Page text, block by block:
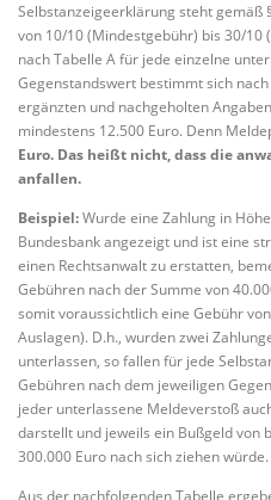
Selbstanzeigeerklärung steht gemäß
von 10/10 (Mindestgebühr) bis 30/
nach Tabelle A für jede einzelne
Gegenstandswert bestimmt sich
ergänzten und nachgeholten
mindestens 12.500 Euro. Denn
Euro. Das heißt nicht, dass die
anfallen.
Beispiel:Wurde eine Zahlung in
Bundesbank angezeigt und ist eine
einen Rechtsanwalt zu erstatten,
Gebühren nach der Summe von
somit voraussichtlich eine Gebühr
Auslagen). D.h., wurden zwei
unterlassen, so fallen für jede
Gebühren nach dem jeweiligen
jeder unterlassene Meldeverstoß
darstellt und jeweils ein Bußgeld von
300.000 Euro nach sich ziehen würde.